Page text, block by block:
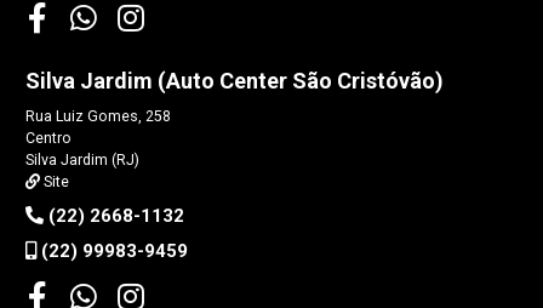
Silva Jardim (Auto Center São Cristóvão)
Rua Luiz Gomes, 258
Centro
Silva Jardim (RJ)
Site
(22) 2668-1132
(22) 99983-9459